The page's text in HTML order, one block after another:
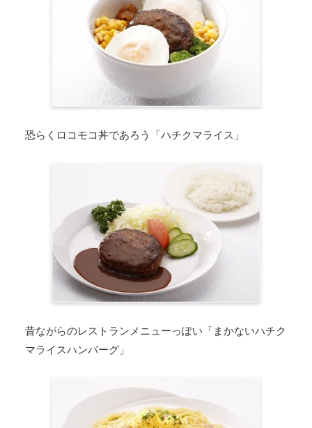
恐らくロコモコ丼であろう「ハチクマライス」
昔ながらのレストランメニューっぽい「まかないハチク
マライスハンバーグ」